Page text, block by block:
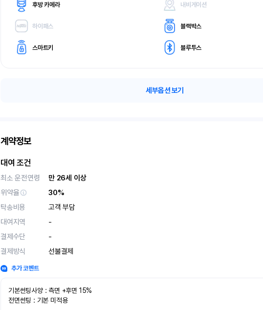
후방 카메라 내비게이션
하이패스 블랙박스
스마트키 블루투스
세부옵션 보기
계약정보
대여 조건
최소 운전연령
만 26세 이상
위약율
30%
탁송비용
고객 부담
대여지역
-
결제수단
-
결제방식
선불결제
추가 코멘트
기본썬팅사양 : 측면 +후면 15%
전면썬팅 : 기본 미적용